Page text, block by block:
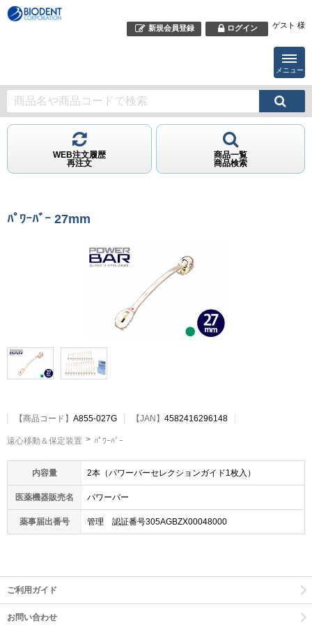
新規会員登録 ログイン ゲスト 様
メニュー
WEB注文履歴
再注文
商品一覧
商品検索
ﾊﾟﾜｰﾊﾞｰ 27mm
【商品コード】 A855-027G 【JAN】 4582416296148
遠心移動＆保定装置 ﾊﾟﾜｰﾊﾞｰ
内容量 2本（パワーバーセレクションガイド1枚入）
医薬機器販売名 パワーバー
薬事届出番号 管理 認証番号305AGBZX00048000
ご利用ガイド
お問い合わせ